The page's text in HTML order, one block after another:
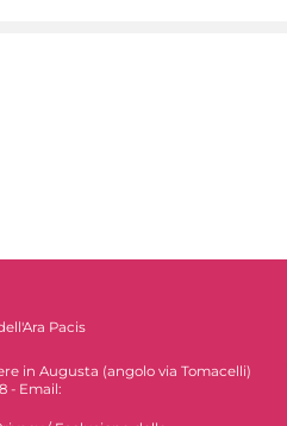
Pacis
in Augusta (angolo via Tomacelli)
- Email: